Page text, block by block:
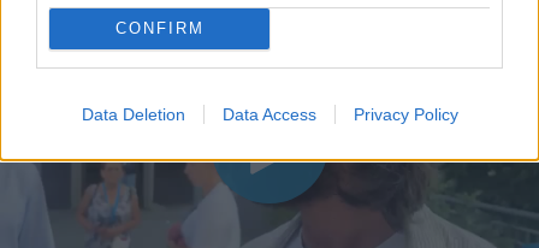
CONFIRM
Data Deletion Data Access Privacy Policy